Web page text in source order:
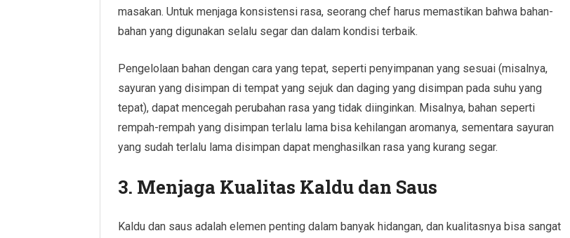
masakan. Untuk menjaga konsistensi rasa, seorang chef harus memastikan bahwa bahan-
bahan yang digunakan selalu segar dan dalam kondisi terbaik.
Pengelolaan bahan dengan cara yang tepat, seperti penyimpanan yang sesuai (misalnya,
sayuran yang disimpan di tempat yang sejuk dan daging yang disimpan pada suhu yang
tepat), dapat mencegah perubahan rasa yang tidak diinginkan. Misalnya, bahan seperti
rempah-rempah yang disimpan terlalu lama bisa kehilangan aromanya, sementara sayuran
yang sudah terlalu lama disimpan dapat menghasilkan rasa yang kurang segar.
3. Menjaga Kualitas Kaldu dan Saus
Kaldu dan saus adalah elemen penting dalam banyak hidangan, dan kualitasnya bisa sangat